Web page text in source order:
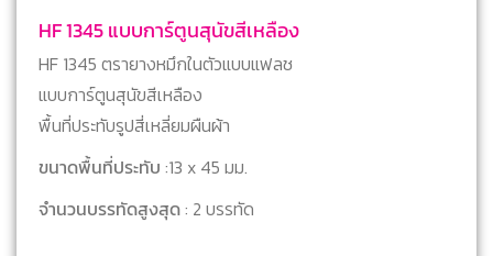
HF 1345 แบบการ์ตูนสุนัขสีเหลือง
HF 1345 ตรายางหมึกในตัวแบบแฟลช
แบบการ์ตูนสุนัขสีเหลือง
พื้นที่ประทับรูปสี่เหลี่ยมผืนผ้า
ขนาดพื้นที่ประทับ :13 x 45 มม.
จำนวนบรรทัดสูงสุด: 2 บรรทัด